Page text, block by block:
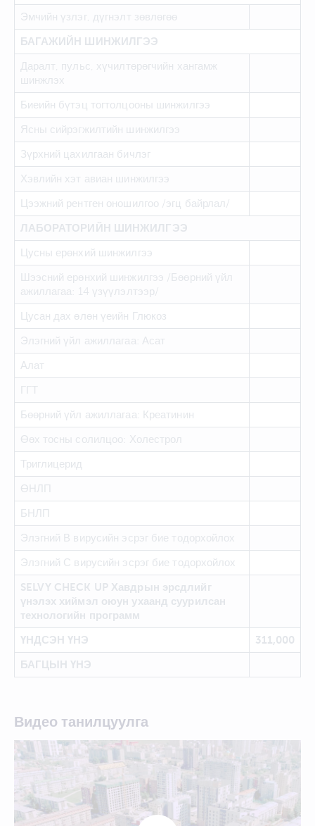
Эмчийн үзлэг, дүгнэлт зөвлөгөө
БАГАЖИЙН ШИНЖИЛГЭЭ
Даралт, пульс, хүчилтөрөгчийн хангамж
шинжлэх
Биеийн бүтэц тогтолцооны шинжилгээ
Ясны сийрэгжилтийн шинжилгээ
Зүрхний цахилгаан бичлэг
Хэвлийн хэт авиан шинжилгээ
Цээжний рентген оношилгоо /эгц байрлал/
ЛАБОРАТОРИЙН ШИНЖИЛГЭЭ
Цусны ерөнхий шинжилгээ
Шээсний ерөнхий шинжилгээ /Бөөрний үйл
ажиллагаа: 14 үзүүлэлтээр/
Цусан дах өлөн үеийн Глюкоз
Элэгний үйл ажиллагаа: Асат
Алат
ГГТ
Бөөрний үйл ажиллагаа: Креатинин
Өөх тосны солилцоо: Холестрол
Триглицерид
ӨНЛП
БНЛП
Элэгний В вирусийн эсрэг бие тодорхойлох
Элэгний С вирусийн эсрэг бие тодорхойлох
SELVY CHECK UP Хавдрын эрсдлийг
үнэлэх хиймэл оюун ухаанд суурилсан
технологийн программ
ҮНДСЭН ҮНЭ
311,000
БАГЦЫН ҮНЭ
Видео танилцуулга